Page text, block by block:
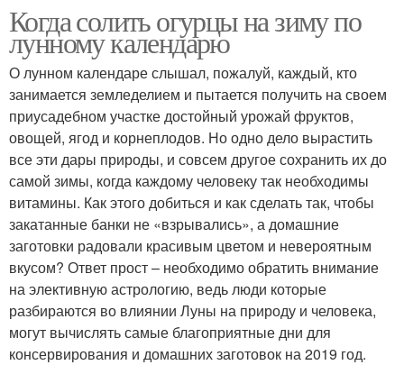
Когда солить огурцы на зиму по
лунному календарю
О лунном календаре слышал, пожалуй, каждый, кто
занимается земледелием и пытается получить на своем
приусадебном участке достойный урожай фруктов,
овощей, ягод и корнеплодов. Но одно дело вырастить
все эти дары природы, и совсем другое сохранить их до
самой зимы, когда каждому человеку так необходимы
витамины. Как этого добиться и как сделать так, чтобы
закатанные банки не «взрывались», а домашние
заготовки радовали красивым цветом и невероятным
вкусом? Ответ прост – необходимо обратить внимание
на элективную астрологию, ведь люди которые
разбираются во влиянии Луны на природу и человека,
могут вычислять самые благоприятные дни для
консервирования и домашних заготовок на 2019 год.